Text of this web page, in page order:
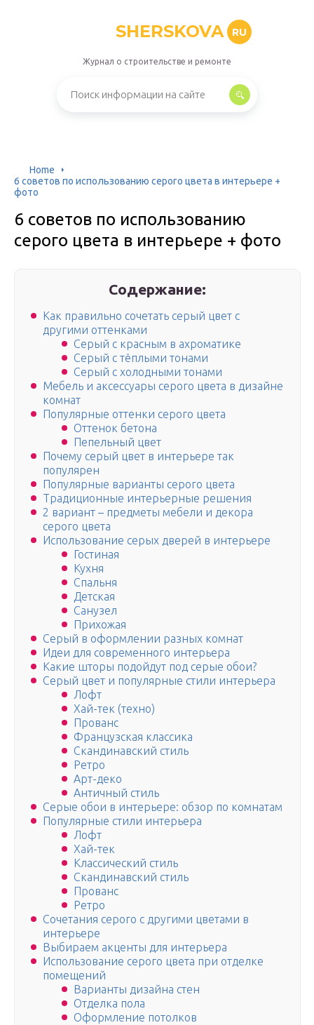
SHERSKOVA RU
Журнал о строительстве и ремонте
Home
6 cоветов по использованию серого цвета в интерьере +
фото
6 cоветов по использованию
серого цвета в интерьере + фото
Содержание:
Как правильно сочетать серый цвет с
другими оттенками
Серый с красным в ахроматике
Серый с тёплыми тонами
Серый с холодными тонами
Мебель и аксессуары серого цвета в дизайне
комнат
Популярные оттенки серого цвета
Оттенок бетона
Пепельный цвет
Почему серый цвет в интерьере так
популярен
Популярные варианты серого цвета
Традиционные интерьерные решения
2 вариант – предметы мебели и декора
серого цвета
Использование серых дверей в интерьере
Гостиная
Кухня
Спальня
Детская
Санузел
Прихожая
Серый в оформлении разных комнат
Идеи для современного интерьера
Какие шторы подойдут под серые обои?
Серый цвет и популярные стили интерьера
Лофт
Хай-тек (техно)
Прованс
Французская классика
Скандинавский стиль
Ретро
Арт-деко
Античный стиль
Серые обои в интерьере: обзор по комнатам
Популярные стили интерьера
Лофт
Хай-тек
Классический стиль
Скандинавский стиль
Прованс
Ретро
Сочетания серого с другими цветами в
интерьере
Выбираем акценты для интерьера
Использование серого цвета при отделке
помещений
Варианты дизайна стен
Отделка пола
Оформление потолков